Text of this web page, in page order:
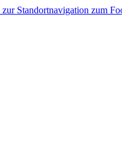
zur Standortnavigation zum